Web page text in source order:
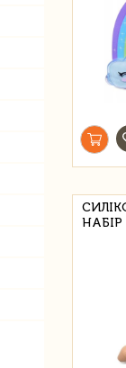
НАБІР